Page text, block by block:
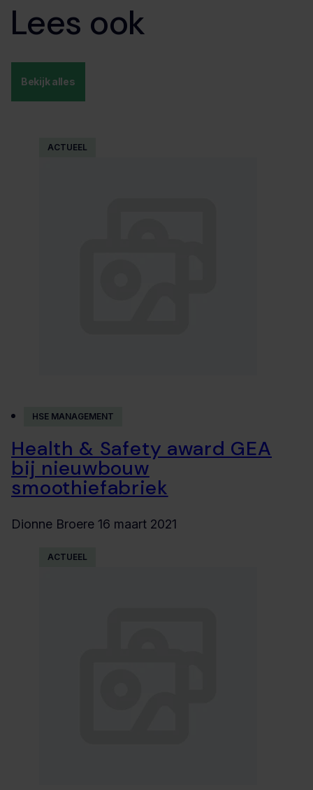
Lees ook
Bekijk alles
ACTUEEL
HSE MANAGEMENT
Health & Safety award GEA
bij nieuwbouw
smoothiefabriek
Dionne Broere 16 maart 2021
ACTUEEL